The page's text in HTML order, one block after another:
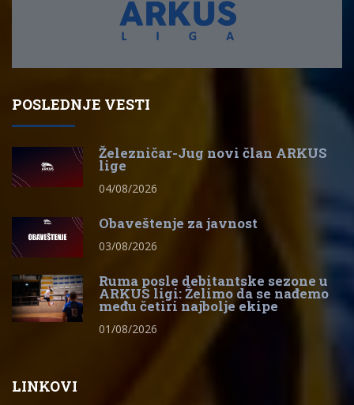
POSLEDNJE VESTI
Železničar-Jug novi član ARKUS
lige
04/08/2026
Obaveštenje za javnost
03/08/2026
Ruma posle debitantske sezone u
ARKUS ligi: Želimo da se nađemo
među četiri najbolje ekipe
01/08/2026
LINKOVI